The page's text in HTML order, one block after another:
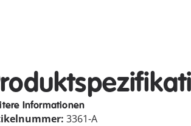
Informationen
3361-A